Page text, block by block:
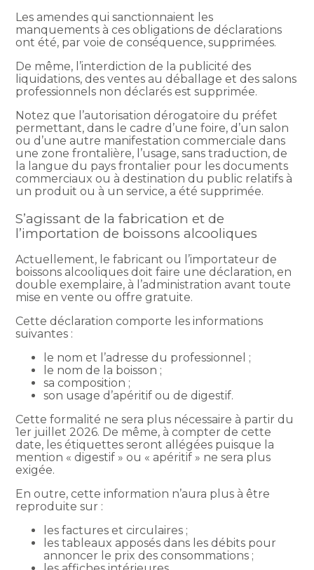
Les amendes qui sanctionnaient les
manquements à ces obligations de déclarations
ont été, par voie de conséquence, supprimées.
De même, l’interdiction de la publicité des
liquidations, des ventes au déballage et des salons
professionnels non déclarés est supprimée.
Notez que l’autorisation dérogatoire du préfet
permettant, dans le cadre d’une foire, d’un salon
ou d’une autre manifestation commerciale dans
une zone frontalière, l’usage, sans traduction, de
la langue du pays frontalier pour les documents
commerciaux ou à destination du public relatifs à
un produit ou à un service, a été supprimée.
S’agissant de la fabrication et de
l’importation de boissons alcooliques
Actuellement, le fabricant ou l’importateur de
boissons alcooliques doit faire une déclaration, en
double exemplaire, à l’administration avant toute
mise en vente ou offre gratuite.
Cette déclaration comporte les informations
suivantes :
le nom et l’adresse du professionnel ;
le nom de la boisson ;
sa composition ;
son usage d’apéritif ou de digestif.
Cette formalité ne sera plus nécessaire à partir du
1er juillet 2026. De même, à compter de cette
date, les étiquettes seront allégées puisque la
mention « digestif » ou « apéritif » ne sera plus
exigée.
En outre, cette information n’aura plus à être
reproduite sur :
les factures et circulaires ;
les tableaux apposés dans les débits pour
annoncer le prix des consommations ;